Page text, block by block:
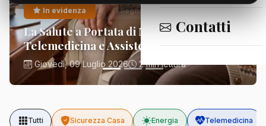
Contatti
In evidenza Segnalazioni
La Salute a Portata di Mano:
Telemedicina e Assistenza Domiciliare
Giovedì, 09 Luglio 2026 2 min lettura
Tutti Sicurezza Casa Energia Telemedicina